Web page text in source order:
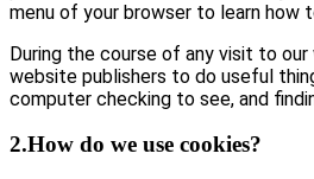
menu of your browser to learn how
During the course of any visit to
website publishers to do useful
computer checking to see, and
2.How do we use cookies?